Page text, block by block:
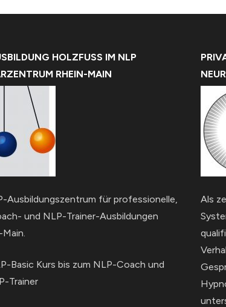
HOLZFUSS IM NLP
RHEIN-MAIN
Ausbildungszentrum für professionelle,
und NLP-Trainer-Ausbildungen
Basic Kurs bis zum NLP-Coach und
Trainer
Als